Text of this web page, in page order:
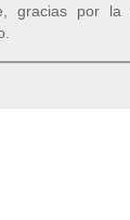
gracias por